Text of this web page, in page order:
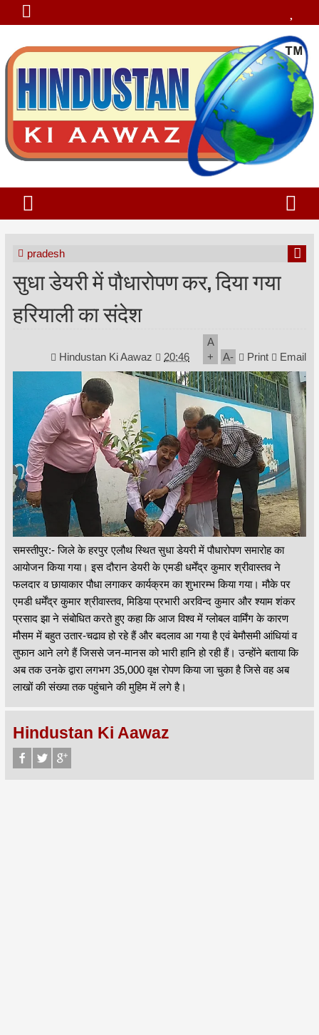
pradesh
सुधा डेयरी में पौधारोपण कर, दिया गया
हरियाली का संदेश
Hindustan Ki Aawaz 20:46
A
+
A- Print Email
समस्तीपुर:- जिले के हरपुर एलौथ स्थित सुधा डेयरी में पौधारोपण समारोह का
आयोजन किया गया। इस दौरान डेयरी के एमडी धर्मेंद्र कुमार श्रीवास्तव ने
फलदार व छायाकार पौधा लगाकर कार्यक्रम का शुभारम्भ किया गया। मौके पर
एमडी धर्मेंद्र कुमार श्रीवास्तव, मिडिया प्रभारी अरविन्द कुमार और श्याम शंकर
प्रसाद झा ने संबोधित करते हुए कहा कि आज विश्व में ग्लोबल वार्मिंग के कारण
मौसम में बहुत उतार-चढाव हो रहे हैं और बदलाव आ गया है एवं बेमौसमी आंधियां व
तुफान आने लगे हैं जिससे जन-मानस को भारी हानि हो रही हैं। उन्होंने बताया कि
अब तक उनके द्वारा लगभग 35,000 वृक्ष रोपण किया जा चुका है जिसे वह अब
लाखों की संख्या तक पहुंचाने की मुहिम में लगे है।
Hindustan Ki Aawaz